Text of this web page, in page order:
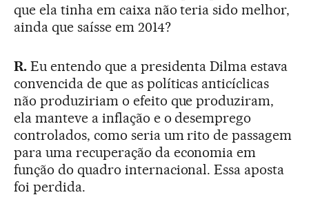
que ela tinha em caixa não teria sido melhor,
ainda que saísse em 2014?
R.Eu entendo que a presidenta Dilma estava
convencida de que as políticas anticíclicas
não produziriam o efeito que produziram,
ela manteve a inflação e o desemprego
controlados, como seria um rito de passagem
para uma recuperação da economia em
função do quadro internacional. Essa aposta
foi perdida.